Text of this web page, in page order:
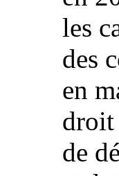
les
des
en
droit
de